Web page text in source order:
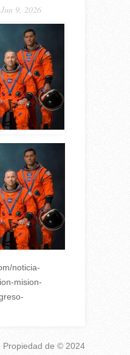
9, 2026
noticia-
mision-
Propiedad de © 2024